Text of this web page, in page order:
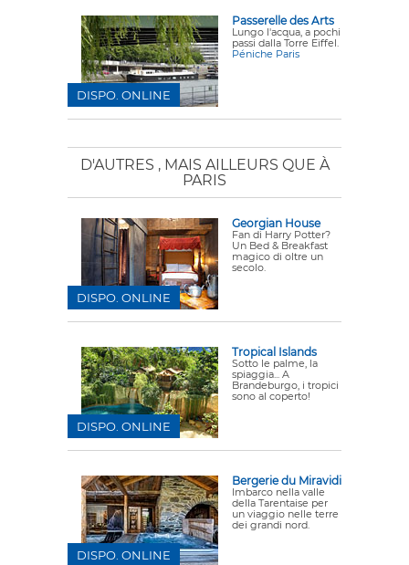
Passerelle des Arts
Lungo l'acqua, a pochi
passi dalla Torre Eiffel.
Péniche Paris
DISPO. ONLINE
D'AUTRES , MAIS AILLEURS QUE À
PARIS
Georgian House
Fan di Harry Potter?
Un Bed & Breakfast
magico di oltre un
secolo.
DISPO. ONLINE
Tropical Islands
Sotto le palme, la
spiaggia... A
Brandeburgo, i tropici
sono al coperto!
DISPO. ONLINE
Bergerie du Miravidi
Imbarco nella valle
della Tarentaise per
un viaggio nelle terre
dei grandi nord.
DISPO. ONLINE